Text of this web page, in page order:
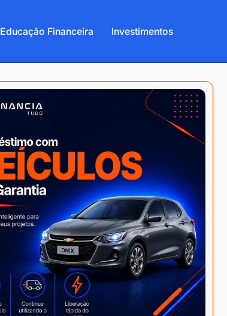
Educação Financeira Investimentos